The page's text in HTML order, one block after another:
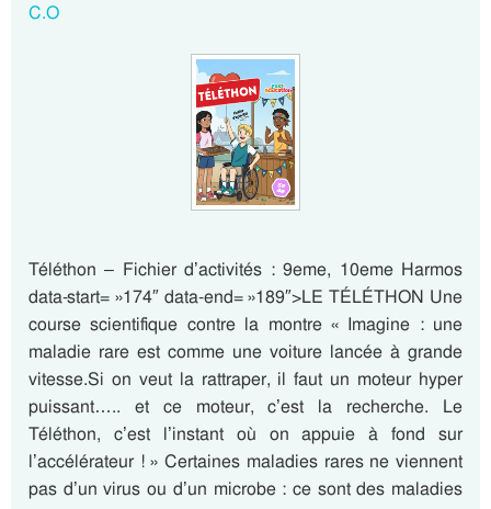
C.O
Téléthon – Fichier d’activités : 9eme, 10eme Harmos
data-start= »174″ data-end= »189″>LE TÉLÉTHON Une
course scientifique contre la montre « Imagine : une
maladie rare est comme une voiture lancée à grande
vitesse.Si on veut la rattraper, il faut un moteur hyper
puissant….. et ce moteur, c’est la recherche. Le
Téléthon, c’est l’instant où on appuie à fond sur
l’accélérateur ! » Certaines maladies rares ne viennent
pas d’un virus ou d’un microbe : ce sont des maladies